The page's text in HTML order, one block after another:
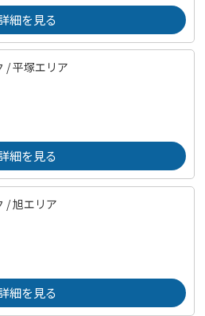
細を見る
/平塚エリア
細を見る
/旭エリア
細を見る